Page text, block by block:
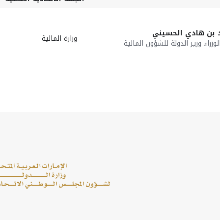
بن هادي الحسيني
وزير الدولة للشؤون المالية وزارة المالية